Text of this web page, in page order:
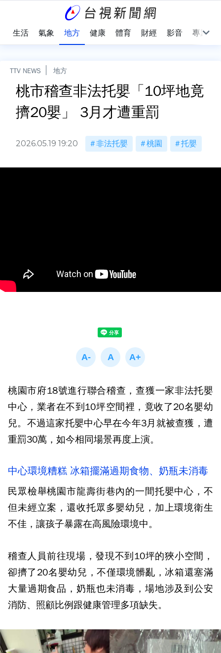
生活 氣象 地方 健康 體育 財經 影音 專題
TTV NEWS 地方
桃市稽查非法托嬰「10坪地竟
擠20嬰」 3月才遭重罰
2026.05.19 19:20 非法托嬰 桃園 托嬰
桃園市府18號進行聯合稽查，查獲一家非法托嬰
中心，業者在不到10坪空間裡，竟收了20名嬰幼
兒。不過這家托嬰中心早在今年3月就被查獲，遭
重罰30萬，如今相同場景再度上演。
中心環境糟糕 冰箱擺滿過期食物、奶瓶未消毒
民眾檢舉桃園市龍壽街巷內的一間托嬰中心，不
但未經立案，還收托眾多嬰幼兒，加上環境衛生
不佳，讓孩子暴露在高風險環境中。
稽查人員前往現場，發現不到10坪的狹小空間，
卻擠了20名嬰幼兒，不僅環境髒亂，冰箱還塞滿
大量過期食品，奶瓶也未消毒，場地涉及到公安
消防、照顧比例跟健康管理多項缺失。